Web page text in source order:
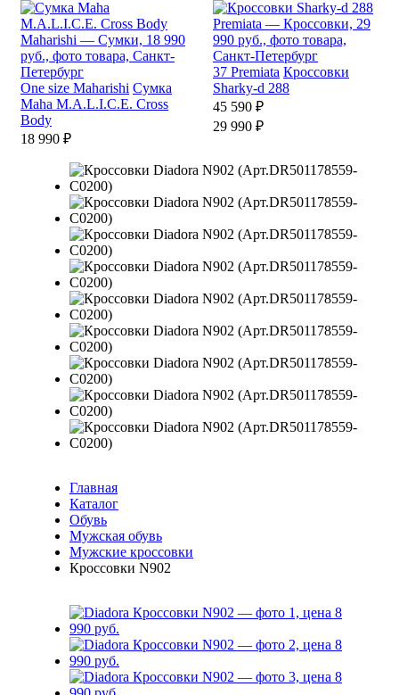
One size Maharishi Сумка
Maha M.A.L.I.C.E. Cross
Body
18 990 ₽
37 Premiata Кроссовки
Sharky-d 288
45 590 ₽
29 990 ₽
Главная
Каталог
Обувь
Мужская обувь
Мужские кроссовки
Кроссовки N902